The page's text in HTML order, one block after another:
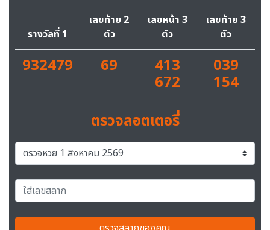
รางวัลที่ 1
เลขท้าย 2
ตัว
เลขหน้า 3
ตัว
เลขท้าย 3
ตัว
932479 69 413
672
039
154
ตรวจลอตเตอรี่